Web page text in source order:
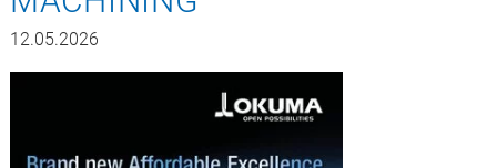
12.05.2026